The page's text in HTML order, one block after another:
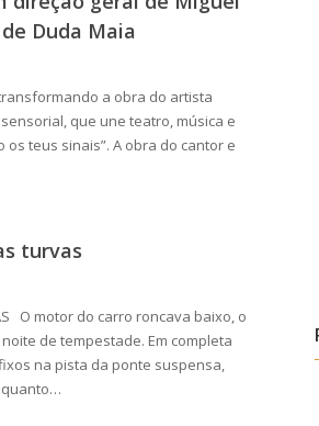
Duda Maia
a obra do artista
que une teatro, música e
os teus sinais”. A obra do cantor e
turvas
O motor do carro roncava baixo, o
de tempestade. Em completa
na pista da ponte suspensa,